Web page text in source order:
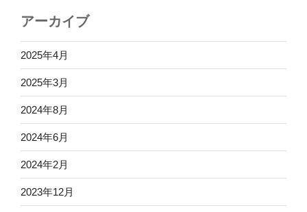
アーカイブ
2025年4月
2025年3月
2024年8月
2024年6月
2024年2月
2023年12月